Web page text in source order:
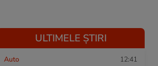
ULTIMELE ȘTIRI
Auto 12:41